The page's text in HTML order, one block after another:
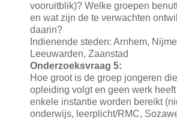
vooruitblik)? Welke groepen
en wat zijn de te verwachten
daarin?
Indienende steden: Arnhem,
Leeuwarden, Zaanstad
Onderzoeksvraag 5:
Hoe groot is de groep jongeren
opleiding volgt en geen werk
enkele instantie worden bereikt
onderwijs, leerplicht/RMC,